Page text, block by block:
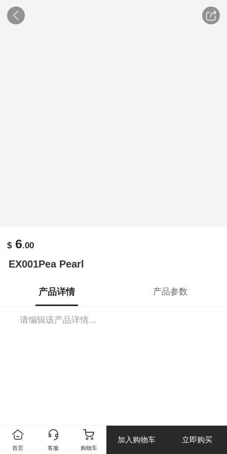
$ 6.00
EX001Pea Pearl
产品详情 产品参数
请编辑该产品详情...
首页 客服 购物车
加入购物车 立即购买